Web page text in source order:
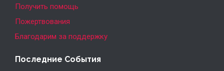
Получить помощь
Пожертвования
Благодарим за поддержку
Последние События